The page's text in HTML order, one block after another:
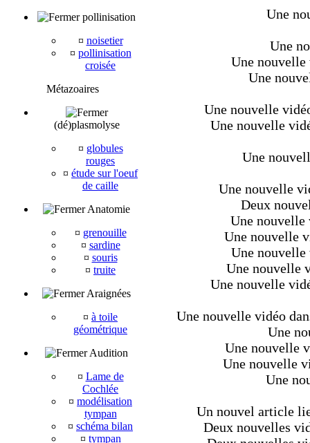
pollinisation
¤ noisetier
¤ pollinisation
croisée
Métazoaires
(dé)plasmolyse
¤ globules
rouges
¤ étude sur l'oeuf
de caille
Anatomie
¤ grenouille
¤ sardine
¤ souris
¤ truite
Araignées
¤ à toile
géométrique
Audition
¤ Lame de
Cochlée
¤ modélisation
tympan
¤ schéma bilan
¤ tympan
Une
Une
Une nouvelle
Une
Une nouvelle
Une nouvelle
Une
Une nouvelle
Deux
Une nouvelle
Une nouvelle
Une nouvelle
Une nouvelle
Une nouvelle
Une nouvelle vidéo
Une
Une nouvelle
Une nouvelle
Une
Un nouvel article
Deux nouvelles